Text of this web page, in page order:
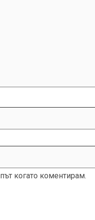
когато коментирам.